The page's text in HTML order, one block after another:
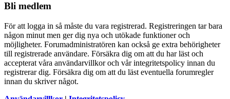
Bli medlem
För att logga in så måste du vara registrerad. Registreringen tar bara
någon minut men ger dig nya och utökade funktioner och
möjligheter. Forumadministratören kan också ge extra behörigheter
till registrerade användare. Försäkra dig om att du har läst och
accepterat våra användarvillkor och vår integritetspolicy innan du
registrerar dig. Försäkra dig om att du läst eventuella forumregler
innan du skriver något.